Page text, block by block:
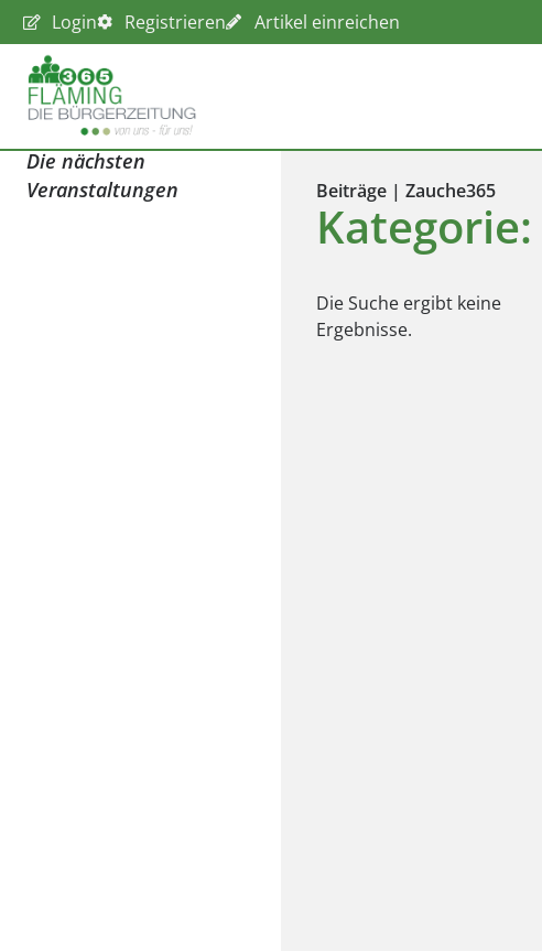
Login Registrieren Artikel einreichen
Die nächsten
Veranstaltungen
Beiträge | Zauche365
Die Suche ergibt keine
Ergebnisse.